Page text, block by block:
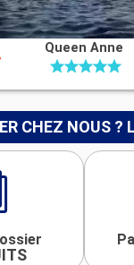
Queen Anne
CHEZ NOUS ?